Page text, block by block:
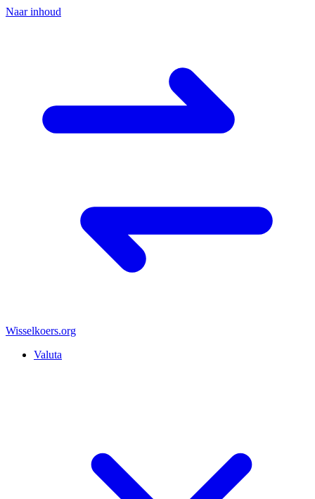
Naar inhoud
Wisselkoers.org
Valuta